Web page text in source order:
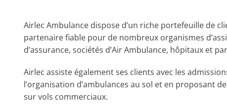
Airlec Ambulance dispose d’un riche portefeuille de
partenaire fiable pour de nombreux organismes
d’assurance, sociétés d’Air Ambulance, hôpitaux et
Airlec assiste également ses clients avec les
l’organisation d’ambulances au sol et en proposant
sur vols commerciaux.